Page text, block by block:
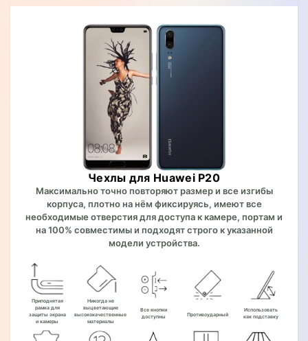
Чехлы для Huawei P20
Максимально точно повторяют размер и все изгибы
корпуса, плотно на нём фиксируясь, имеют все
необходимые отверстия для доступа к камере, портам и
на 100% совместимы и подходят строго к указанной
модели устройства.
Приподнятая
рамка для
защиты экрана
и камеры
Никогда не
выцветающие
высококачественные
материалы
Все кнопки
доступны
Противоударный
Использовать
как подставку